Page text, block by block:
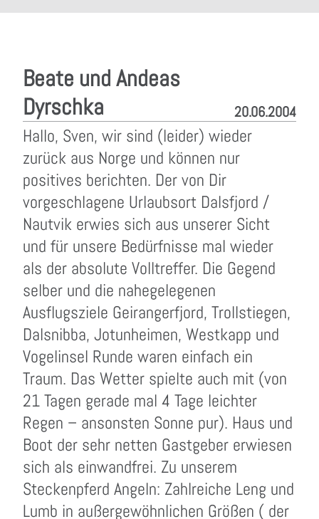
Beate und Andeas
Dyrschka
20.06.2004
Hallo, Sven, wir sind (leider) wieder
zurück aus Norge und können nur
positives berichten. Der von Dir
vorgeschlagene Urlaubsort Dalsfjord /
Nautvik erwies sich aus unserer Sicht
und für unsere Bedürfnisse mal wieder
als der absolute Volltreffer. Die Gegend
selber und die nahegelegenen
Ausflugsziele Geirangerfjord, Trollstiegen,
Dalsnibba, Jotunheimen, Westkapp und
Vogelinsel Runde waren einfach ein
Traum. Das Wetter spielte auch mit (von
21 Tagen gerade mal 4 Tage leichter
Regen – ansonsten Sonne pur). Haus und
Boot der sehr netten Gastgeber erwiesen
sich als einwandfrei. Zu unserem
Steckenpferd Angeln: Zahlreiche Leng und
Lumb in außergewöhnlichen Größen ( der